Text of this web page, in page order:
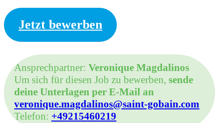
Jetzt bewerben
Ansprechpartner: Veronique Magdalinos
Um sich für diesen Job zu bewerben, sende
deine Unterlagen per E-Mail an
veronique.magdalinos@saint-gobain.com
Telefon: +49215460219